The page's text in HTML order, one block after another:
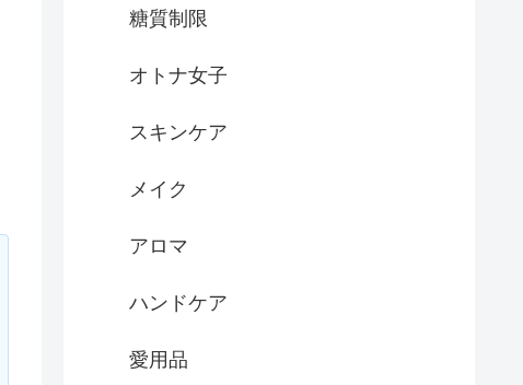
糖質制限
オトナ女子
スキンケア
メイク
アロマ
ハンドケア
愛用品